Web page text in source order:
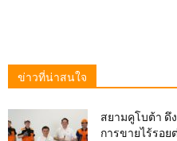
ข่าวที่น่าสนใจ
สยามคูโบต้า ดึ
การขายไร้รอย